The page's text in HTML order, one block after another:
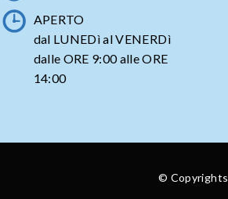
APERTO
dal LUNEDì al VENERDì
dalle ORE 9:00 alle ORE
14:00
© Copyrights